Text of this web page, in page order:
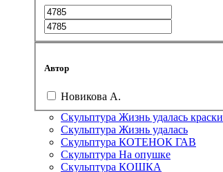
Автор
Новикова А.
Скульптура Жизнь удалась краски
Скульптура Жизнь удалась
Скульптура КОТЕНОК ГАВ
Скульптура На опушке
Скульптура КОШКА